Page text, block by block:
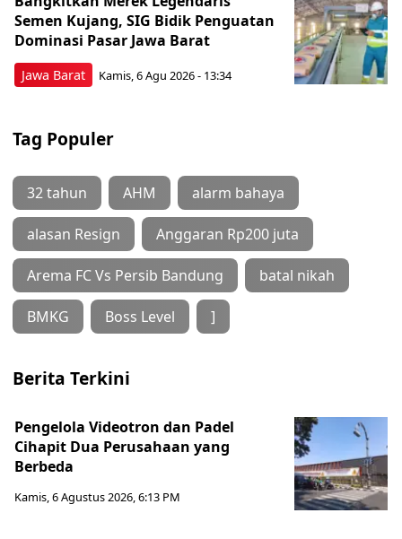
Jawa Barat
Semen Kujang, SIG Bidik Penguatan
Dominasi Pasar Jawa Barat
Kamis, 6 Agu 2026 - 13:34
Tag Populer
32 tahun AHM alarm bahaya
alasan Resign Anggaran Rp200 juta
Arema FC Vs Persib Bandung batal nikah
BMKG Boss Level ]
Berita Terkini
Pengelola Videotron dan Padel
Cihapit Dua Perusahaan yang
Berbeda
Kamis, 6 Agustus 2026, 6:13 PM